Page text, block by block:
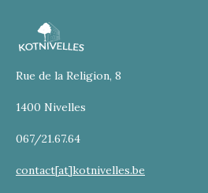
Rue de la Religion, 8
1400 Nivelles
067/21.67.64
contact[at]kotnivelles.be